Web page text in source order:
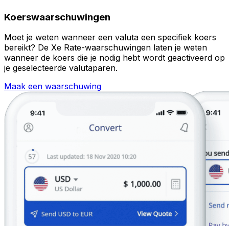
Koerswaarschuwingen
Moet je weten wanneer een valuta een specifiek koers
bereikt? De Xe Rate-waarschuwingen laten je weten
wanneer de koers die je nodig hebt wordt geactiveerd op
je geselecteerde valutaparen.
Maak een waarschuwing